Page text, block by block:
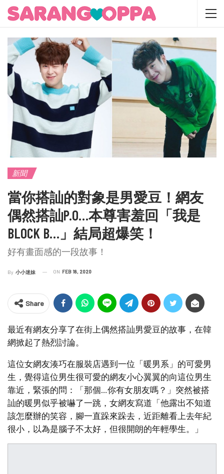
新聞
當你搭訕的對象是男愛豆！網友
偶然搭訕P.O…本尊害羞回「我是
BLOCK B…」結局超爆笑！
好有畫面感的一段故事！
By 小小迷妹 ON FEB 18, 2020
Share
最近有網友分享了在街上偶然搭訕男愛豆的故事，在韓
網掀起了熱烈討論。
這位女網友湊巧在服裝店遇到一位「暖男系」的可愛男
生，覺得這位男生很可愛的網友小心翼翼的向這位男生
靠近，緊張的問：「那個…你有女朋友嗎？」突然被搭
訕的暖男似乎被嚇了一跳，女網友寫道「他露出不知道
該怎麼辦的笑容，腳一直跺來跺去，近距離看上去年紀
很小，以為是腦子不太好，但很開朗的年輕學生。」